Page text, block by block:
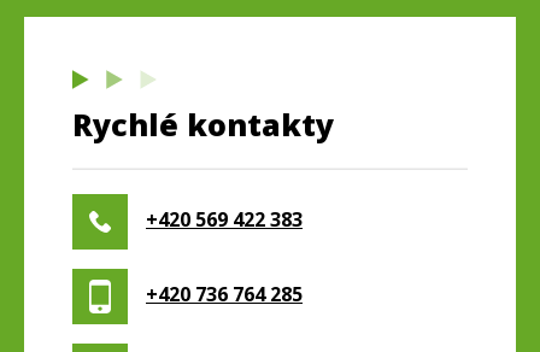
Rychlé kontakty
+420 569 422 383
+420 736 764 285